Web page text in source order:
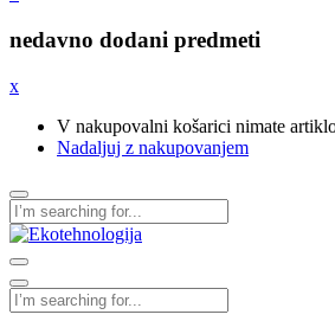
nedavno dodani predmeti
x
V nakupovalni košarici nimate
Nadaljuj z nakupovanjem